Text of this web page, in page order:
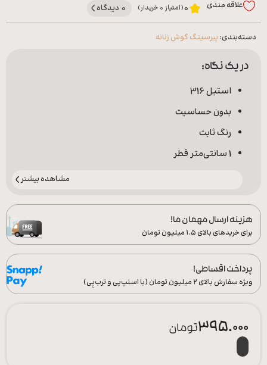
علاقه‌ مندی 0(امتیاز 0 خریدار) 0 دیدگاه
دسته‌بندی: پیرسینگ گوش زنانه
در یک نگاه:
استیل 316
بدون حساسیت
رنگ ثابت
1 سانتی‌متر قطر
مشاهده بیشتر
هزینه ارسال مهمان ما!
برای خریدهای بالای ۱.۵ میلیون تومان
پرداخت اقساطی!
ویژه سفارش‌ بالای ۲ میلیون تومان (با اسنپ‌پی و ترب‌پِی)
395.000تومان